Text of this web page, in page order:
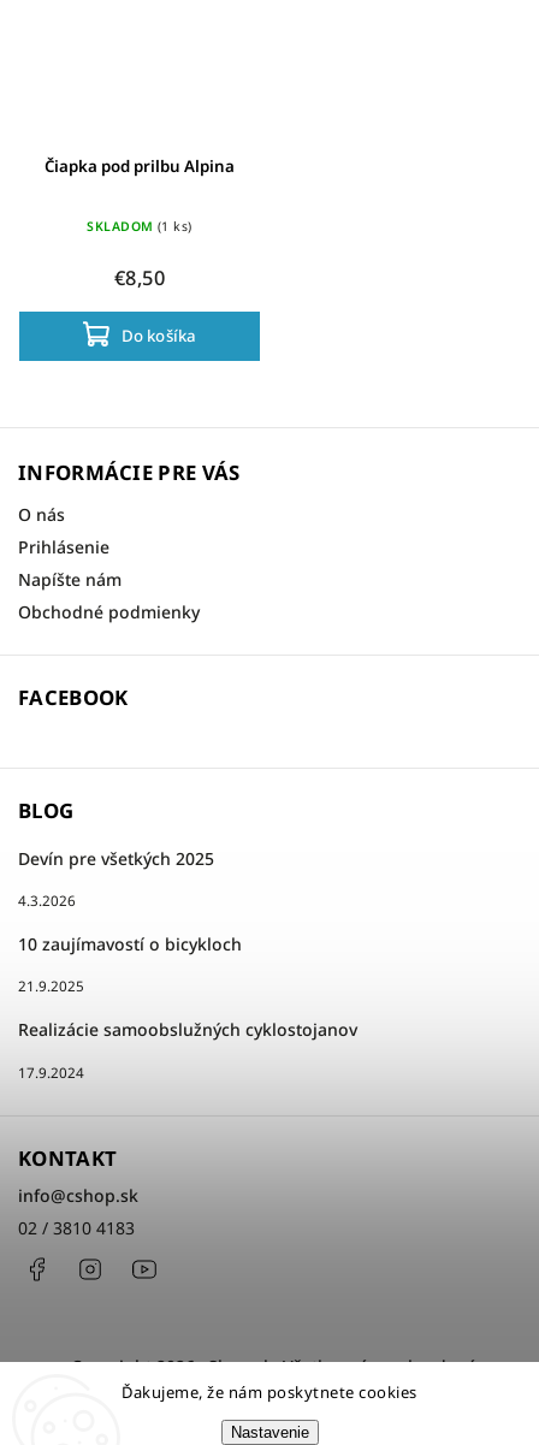
Ďakujeme, že nám poskytnete cookies
Nastavenie
Čiapka pod prilbu Alpina
SKLADOM (1 ks)
€8,50
Do košíka
INFORMÁCIE PRE VÁS
O nás
Prihlásenie
Napíšte nám
Obchodné podmienky
FACEBOOK
BLOG
Devín pre všetkých 2025
4.3.2026
10 zaujímavostí o bicykloch
21.9.2025
Realizácie samoobslužných cyklostojanov
17.9.2024
KONTAKT
info@cshop.sk
02 / 3810 4183
FacebookInstagram
Copyright 2026cShop.sk. Všetky práva vyhradené.
Upraviť nastavenie cookies